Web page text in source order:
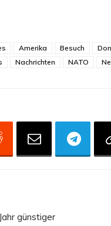
Amerika Besuch
Nachrichten NATO
günstiger